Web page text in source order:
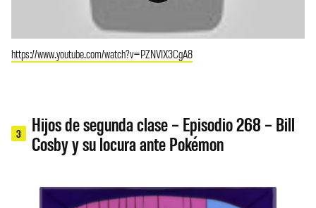
https://www.youtube.com/watch?v=PZNVIX3CgA8
3
Hijos de segunda clase – Episodio 268 – Bill
Cosby y su locura ante Pokémon